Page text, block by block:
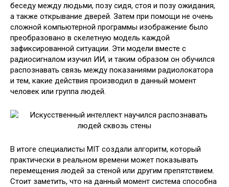
беседу между людьми, позу сидя, стоя и позу ожидания,
а также открывание дверей. Затем при помощи не очень
сложной компьютерной программы изображение было
преобразовано в скелетную модель каждой
зафиксированной ситуации. Эти модели вместе с
радиосигналом изучил ИИ, и таким образом он обучился
распознавать связь между показаниями радиолокатора
и тем, какие действия производил в данный момент
человек или группа людей.
В итоге специалисты MIT создали алгоритм, который
практически в реальном времени может показывать
перемещения людей за стеной или другим препятствием.
Стоит заметить, что на данный момент система способна